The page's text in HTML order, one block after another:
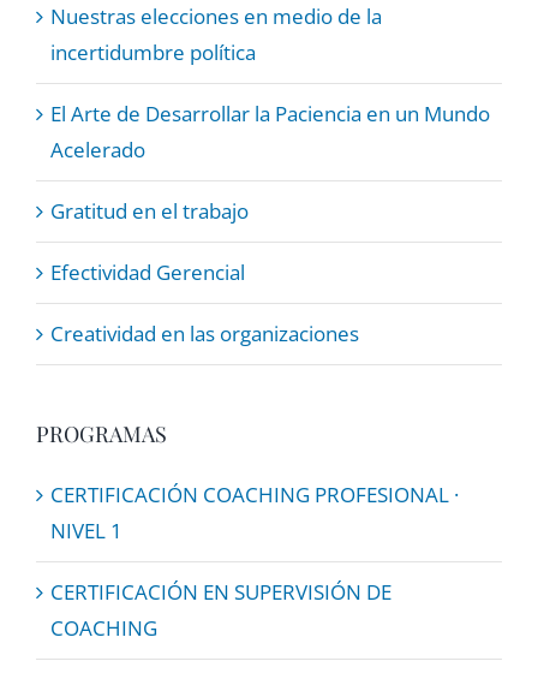
Nuestras elecciones en medio de la
incertidumbre política
El Arte de Desarrollar la Paciencia en un Mundo
Acelerado
Gratitud en el trabajo
Efectividad Gerencial
Creatividad en las organizaciones
PROGRAMAS
CERTIFICACIÓN COACHING PROFESIONAL ·
NIVEL 1
CERTIFICACIÓN EN SUPERVISIÓN DE
COACHING